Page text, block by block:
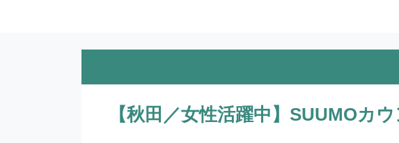
【秋田／女性活躍中】SUUMOカ